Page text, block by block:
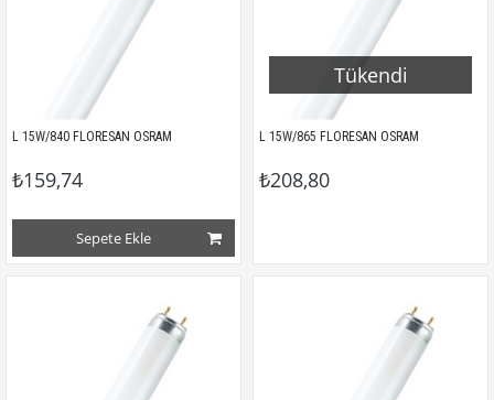
L 15W/840 FLORESAN OSRAM
₺159,74
Sepete Ekle
Tükendi
L 15W/865 FLORESAN OSRAM
₺208,80